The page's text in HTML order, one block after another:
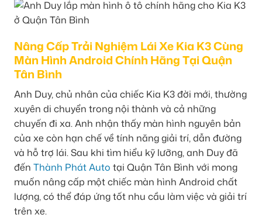
Nâng Cấp Trải Nghiệm Lái Xe Kia K3 Cùng
Màn Hình Android Chính Hãng Tại Quận
Tân Bình
Anh Duy, chủ nhân của chiếc Kia K3 đời mới, thường
xuyên di chuyển trong nội thành và cả những
chuyến đi xa. Anh nhận thấy màn hình nguyên bản
của xe còn hạn chế về tính năng giải trí, dẫn đường
và hỗ trợ lái. Sau khi tìm hiểu kỹ lưỡng, anh Duy đã
đến Thành Phát Auto tại Quận Tân Bình với mong
muốn nâng cấp một chiếc màn hình Android chất
lượng, có thể đáp ứng tốt nhu cầu làm việc và giải trí
trên xe.